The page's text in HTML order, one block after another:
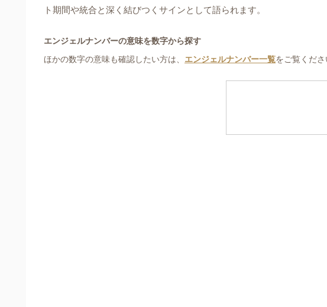
ト期間や統合と深く結びつくサインとして語られます。
エンジェルナンバーの意味を数字から探す
ほかの数字の意味も確認したい方は、 エンジェルナンバー一覧をご覧くださ